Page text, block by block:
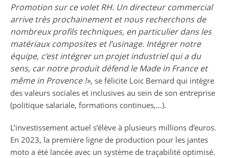
Promotion sur ce volet RH. Un directeur commercial
arrive très prochainement et nous recherchons de
nombreux profils techniques, en particulier dans les
matériaux composites et l’usinage. Intégrer notre
équipe, c’est intégrer un projet industriel qui a du
sens, car notre produit défend le Made in France et
même in Provence !», se félicite Loïc Bernard qui intègre
des valeurs sociales et inclusives au sein de son entreprise
(politique salariale, formations continues,…).
L’investissement actuel s’élève à plusieurs millions d’euros.
En 2023, la première ligne de production pour les jantes
moto a été lancée avec un système de traçabilité optimisé.